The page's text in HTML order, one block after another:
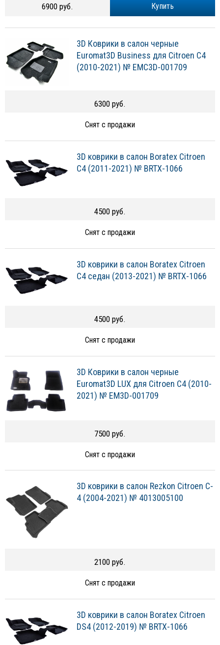
Купить
6900 руб.
3D Коврики в салон черные
Euromat3D Business для Citroen C4
(2010-2021) № EMC3D-001709
6300 руб.
Снят с продажи
3D коврики в салон Boratex Citroen
C4 (2011-2021) № BRTX-1066
4500 руб.
Снят с продажи
3D коврики в салон Boratex Citroen
C4 седан (2013-2021) № BRTX-1066
4500 руб.
Снят с продажи
3D Коврики в салон черные
Euromat3D LUX для Citroen C4 (2010-
2021) № EM3D-001709
7500 руб.
Снят с продажи
3D коврики в салон Rezkon Citroen C-
4 (2004-2021) № 4013005100
2100 руб.
Снят с продажи
3D коврики в салон Boratex Citroen
DS4 (2012-2019) № BRTX-1066